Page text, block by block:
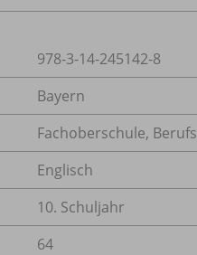
978-3-14-245142-8
Bayern
Fachoberschule,
Englisch
10. Schuljahr
64